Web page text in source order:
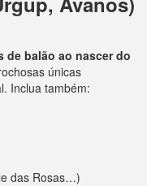
de balão ao nascer do
únicas
Inclua também:
das Rosas…)